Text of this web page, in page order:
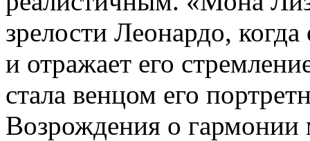
зрелости Леонардо,
и отражает его
стала венцом его
Возрождения о